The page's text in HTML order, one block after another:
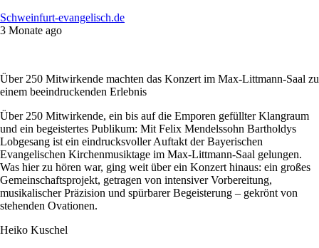
Schweinfurt-evangelisch.de
3 Monate ago
Über 250 Mitwirkende machten das Konzert im Max-Littmann-Saal zu
einem beeindruckenden Erlebnis
Über 250 Mitwirkende, ein bis auf die Emporen gefüllter Klangraum
und ein begeistertes Publikum: Mit Felix Mendelssohn Bartholdys
Lobgesang ist ein eindrucksvoller Auftakt der Bayerischen
Evangelischen Kirchenmusiktage im Max-Littmann-Saal gelungen.
Was hier zu hören war, ging weit über ein Konzert hinaus: ein großes
Gemeinschaftsprojekt, getragen von intensiver Vorbereitung,
musikalischer Präzision und spürbarer Begeisterung – gekrönt von
stehenden Ovationen.
Heiko Kuschel